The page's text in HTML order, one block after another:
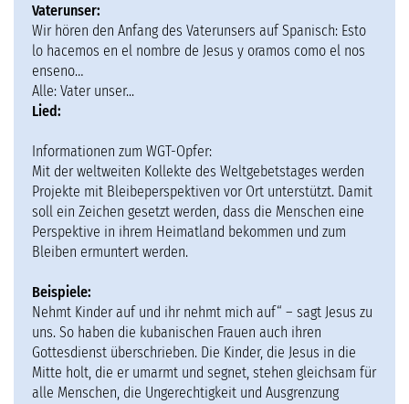
Vaterunser:
Wir hören den Anfang des Vaterunsers auf Spanisch: Esto
lo hacemos en el nombre de Jesus y oramos como el nos
enseno…
Alle: Vater unser...
Lied:
Informationen zum WGT-Opfer:
Mit der weltweiten Kollekte des Weltgebetstages werden
Projekte mit Bleibeperspektiven vor Ort unterstützt. Damit
soll ein Zeichen gesetzt werden, dass die Menschen eine
Perspektive in ihrem Heimatland bekommen und zum
Bleiben ermuntert werden.
Beispiele:
Nehmt Kinder auf und ihr nehmt mich auf“ – sagt Jesus zu
uns. So haben die kubanischen Frauen auch ihren
Gottesdienst überschrieben. Die Kinder, die Jesus in die
Mitte holt, die er umarmt und segnet, stehen gleichsam für
alle Menschen, die Ungerechtigkeit und Ausgrenzung